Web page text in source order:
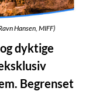
Hansen, MIFF)
dyktige
Begrenset